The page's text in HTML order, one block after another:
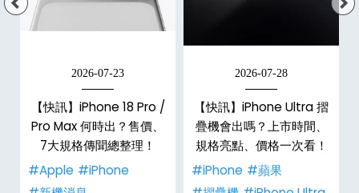
2026-07-23
【快訊】iPhone 18 Pro /
Pro Max 何時出？售價、
7大規格傳聞總整理！
#Apple #iPhone
2026-07-28
【快訊】iPhone Ultra 摺
疊機會出嗎？上市時間、
規格亮點、價格一次看！
#iPhone #蘋果